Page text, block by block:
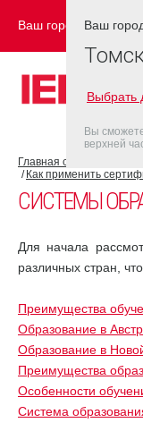
Ваш город: ТОМСК
Главная страница
Как применить
СИСТЕМЫ
Для начала
различных стран,
Преимущества
Образование в
Образование в
Преимущества
Особенности
Система
Ваш
Выбрать
Вы
верхней